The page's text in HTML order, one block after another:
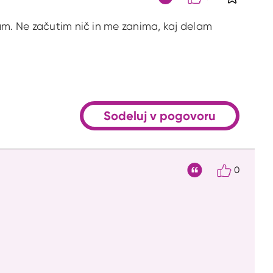
Ne začutim nič in me zanima, kaj delam
Sodeluj v pogovoru
0